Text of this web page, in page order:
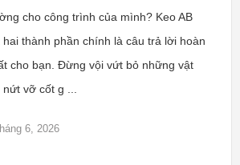
cho công trình của mình? Keo AB
hai thành phần chính là câu trả lời hoàn
cho bạn. Đừng vội vứt bỏ những vật
vỡ cốt g ...
6, 2026